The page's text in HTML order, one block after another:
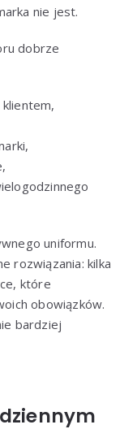
nie jest.
dobrze
uniformu.
rozwiązania: kilka
które
obowiązków.
bardziej